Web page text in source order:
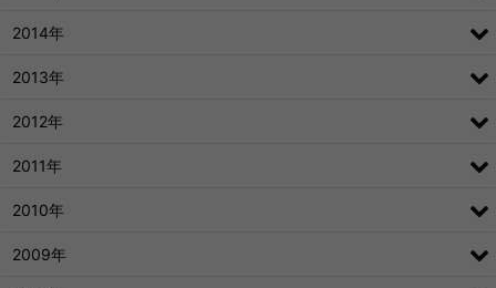
2014年
2013年
2012年
2011年
2010年
2009年